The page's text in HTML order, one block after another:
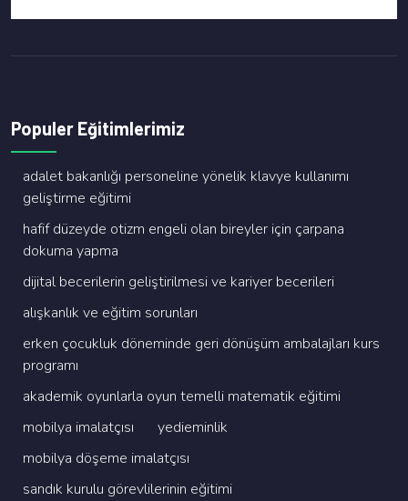
Populer Eğitimlerimiz
adalet bakanliği personeli̇ne yöneli̇k klavye kullanimi
geli̇şti̇rme eği̇ti̇mi̇
hafi̇f düzeyde oti̇zm engeli̇ olan bi̇reyler i̇çi̇n çarpana
dokuma yapma
di̇ji̇tal beceri̇leri̇n geli̇şti̇ri̇lmesi̇ ve kari̇yer beceri̇leri̇
alişkanlik ve eği̇ti̇m sorunlari
erken çocukluk dönemi̇nde geri̇ dönüşüm ambalajlari kurs
programi
akademi̇k oyunlarla oyun temelli̇ matemati̇k eği̇ti̇mi̇
mobi̇lya i̇malatçisi
yedi̇emi̇nli̇k
mobi̇lya döşeme i̇malatçisi
sandik kurulu görevli̇leri̇ni̇n eği̇ti̇mi̇